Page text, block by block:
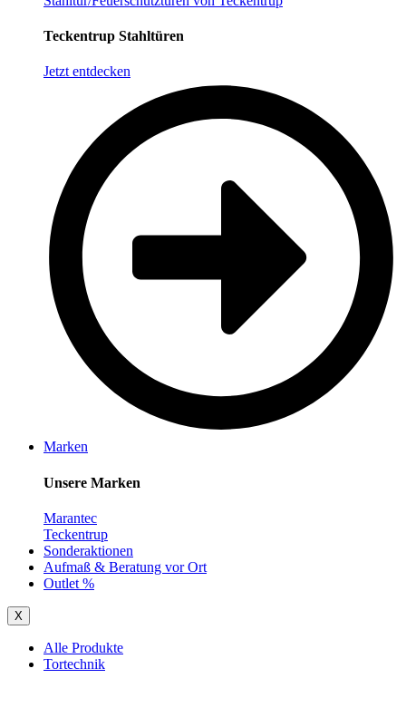
Teckentrup Stahltüren
Jetzt entdecken
Marken
Unsere Marken
Marantec
Teckentrup
Sonderaktionen
Aufmaß & Beratung vor Ort
Outlet %
X
Alle Produkte
Tortechnik